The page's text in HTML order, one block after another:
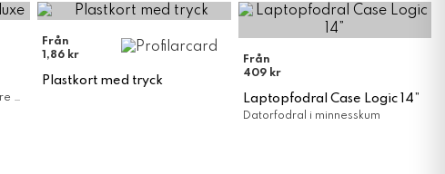
Stadig PVC-tejp med kraftigare häftämne
Från
1,86 kr
Plastkort med tryck
Från
409 kr
Laptopfodral Case Logic 14”
Datorfodral i minnesskum